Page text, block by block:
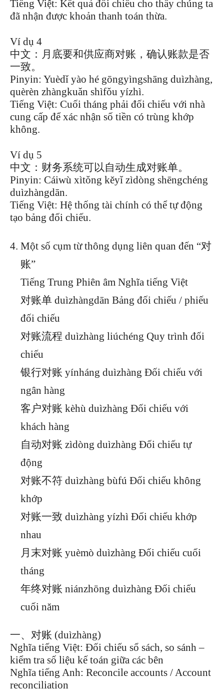
Tiếng Việt: Kết quả đối chiếu cho thấy chúng ta
đã nhận được khoản thanh toán thừa.
Ví dụ 4
中文：月底要和供应商对账，确认账款是否
一致。
Pinyin: Yuèdǐ yào hé gōngyìngshāng duìzhàng,
quèrèn zhàngkuǎn shìfǒu yízhì.
Tiếng Việt: Cuối tháng phải đối chiếu với nhà
cung cấp để xác nhận số tiền có trùng khớp
không.
Ví dụ 5
中文：财务系统可以自动生成对账单。
Pinyin: Cáiwù xìtǒng kěyǐ zìdòng shēngchéng
duìzhàngdān.
Tiếng Việt: Hệ thống tài chính có thể tự động
tạo bảng đối chiếu.
Một số cụm từ thông dụng liên quan đến “对
账”
Tiếng Trung Phiên âm Nghĩa tiếng Việt
对账单 duìzhàngdān Bảng đối chiếu / phiếu
đối chiếu
对账流程 duìzhàng liúchéng Quy trình đối
chiếu
银行对账 yínháng duìzhàng Đối chiếu với
ngân hàng
客户对账 kèhù duìzhàng Đối chiếu với
khách hàng
自动对账 zìdòng duìzhàng Đối chiếu tự
động
对账不符 duìzhàng bùfú Đối chiếu không
khớp
对账一致 duìzhàng yízhì Đối chiếu khớp
nhau
月末对账 yuèmò duìzhàng Đối chiếu cuối
tháng
年终对账 niánzhōng duìzhàng Đối chiếu
cuối năm
一、对账 (duìzhàng)
Nghĩa tiếng Việt: Đối chiếu sổ sách, so sánh –
kiểm tra số liệu kế toán giữa các bên
Nghĩa tiếng Anh: Reconcile accounts / Account
reconciliation